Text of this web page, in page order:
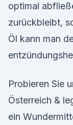
optimal
zurückbleibt,
Öl kann man
Probieren Sie
Österreich &
ein